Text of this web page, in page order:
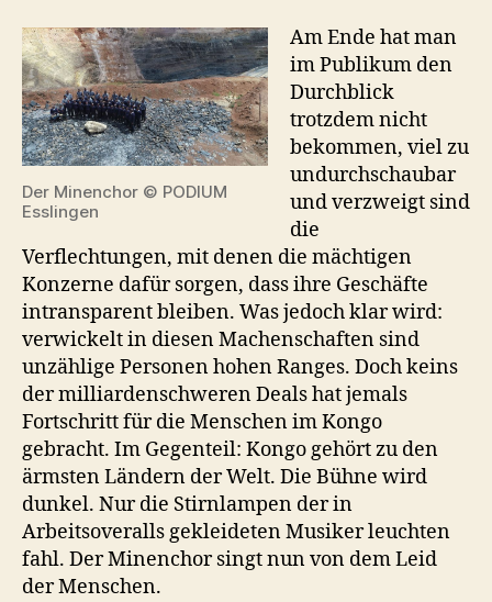
Der Minenchor © PODIUM
Esslingen
Am Ende hat man
im Publikum den
Durchblick
trotzdem nicht
bekommen, viel zu
undurchschaubar
und verzweigt sind
die
Verflechtungen, mit denen die mächtigen
Konzerne dafür sorgen, dass ihre Geschäfte
intransparent bleiben. Was jedoch klar wird:
verwickelt in diesen Machenschaften sind
unzählige Personen hohen Ranges. Doch keins
der milliardenschweren Deals hat jemals
Fortschritt für die Menschen im Kongo
gebracht. Im Gegenteil: Kongo gehört zu den
ärmsten Ländern der Welt. Die Bühne wird
dunkel. Nur die Stirnlampen der in
Arbeitsoveralls gekleideten Musiker leuchten
fahl. Der Minenchor singt nun von dem Leid
der Menschen.